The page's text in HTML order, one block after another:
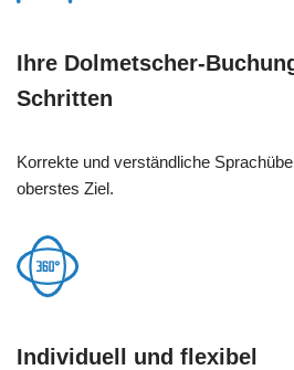
Ihre Dolmetscher-
Schritten
Korrekte und verständliche
oberstes Ziel.
Individuell und flexibel